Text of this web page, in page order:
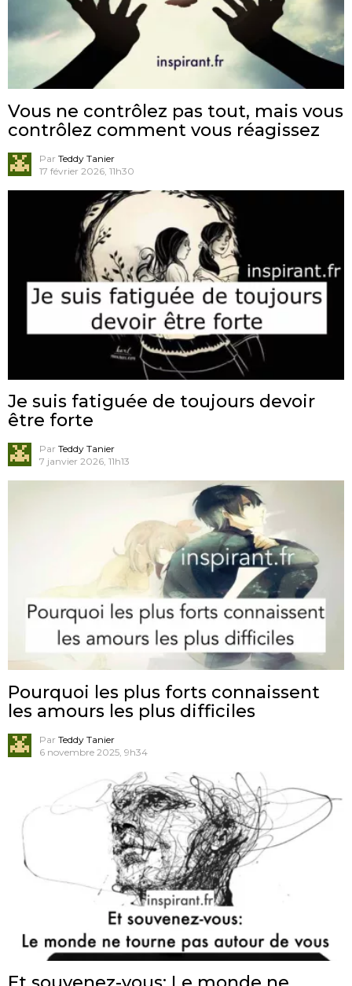
Vous ne contrôlez pas tout, mais vous
contrôlez comment vous réagissez
Par Teddy Tanier
17 février 2026, 11h30
Je suis fatiguée de toujours devoir
être forte
Par Teddy Tanier
7 janvier 2026, 11h13
Pourquoi les plus forts connaissent
les amours les plus difficiles
Par Teddy Tanier
6 novembre 2025, 9h34